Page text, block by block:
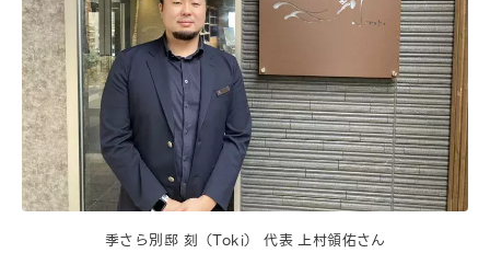
季さら別邸 刻（Toki） 代表 上村領佑さん